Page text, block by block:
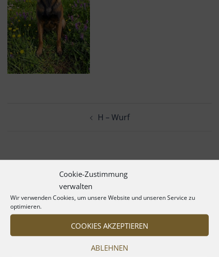
Cookie-Zustimmung
verwalten
Wir verwenden Cookies, um unsere Website und unseren Service zu
optimieren.
COOKIES AKZEPTIEREN
ABLEHNEN
H – Wurf